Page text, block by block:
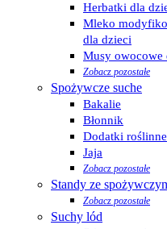
Herbatki dla
Mleko
dla dzieci
Musy owocowe
Zobacz pozostałe
Spożywcze suche
Bakalie
Błonnik
Dodatki roślinne
Jaja
Zobacz pozostałe
Standy ze
Zobacz pozostałe
Suchy lód